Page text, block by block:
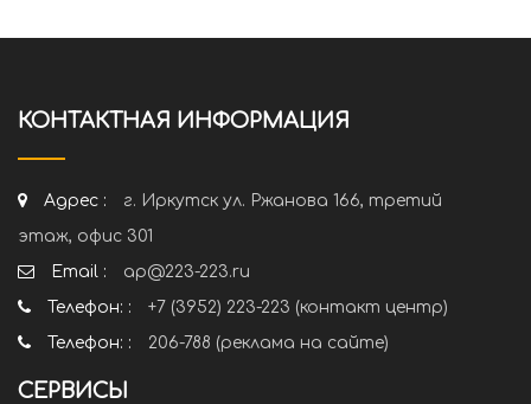
КОНТАКТНАЯ ИНФОРМАЦИЯ
Адрес :
г. Иркутск ул. Ржанова 166, третий
этаж, офис 301
Email :
ap@223-223.ru
Телефон: :
+7 (3952) 223-223 (контакт центр)
Телефон: :
206-788 (реклама на сайте)
СЕРВИСЫ